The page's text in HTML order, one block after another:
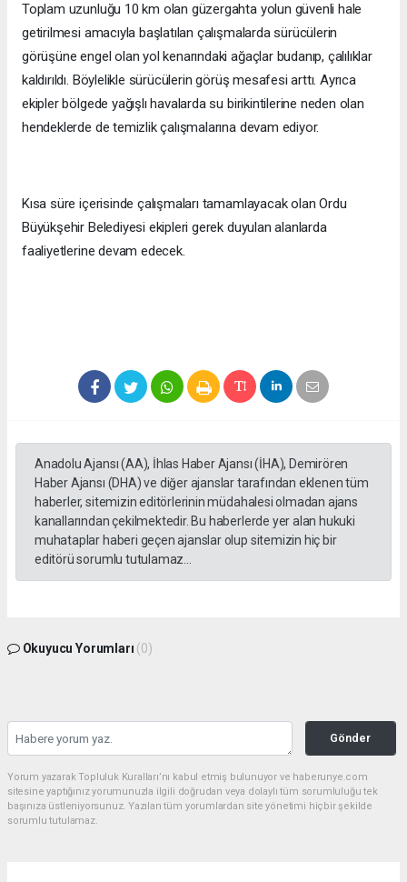
Toplam uzunluğu 10 km olan güzergahta yolun güvenli hale
getirilmesi amacıyla başlatılan çalışmalarda sürücülerin
görüşüne engel olan yol kenarındaki ağaçlar budanıp, çalılıklar
kaldırıldı. Böylelikle sürücülerin görüş mesafesi arttı. Ayrıca
ekipler bölgede yağışlı havalarda su birikintilerine neden olan
hendeklerde de temizlik çalışmalarına devam ediyor.
Kısa süre içerisinde çalışmaları tamamlayacak olan Ordu
Büyükşehir Belediyesi ekipleri gerek duyulan alanlarda
faaliyetlerine devam edecek.
Anadolu Ajansı (AA), İhlas Haber Ajansı (İHA), Demirören
Haber Ajansı (DHA) ve diğer ajanslar tarafından eklenen tüm
haberler, sitemizin editörlerinin müdahalesi olmadan ajans
kanallarından çekilmektedir. Bu haberlerde yer alan hukuki
muhataplar haberi geçen ajanslar olup sitemizin hiç bir
editörü sorumlu tutulamaz...
Okuyucu Yorumları (0)
Gönder
Yorum yazarak Topluluk Kuralları’nı kabul etmiş bulunuyor ve haberunye.com
sitesine yaptığınız yorumunuzla ilgili doğrudan veya dolaylı tüm sorumluluğu tek
başınıza üstleniyorsunuz. Yazılan tüm yorumlardan site yönetimi hiçbir şekilde
sorumlu tutulamaz.